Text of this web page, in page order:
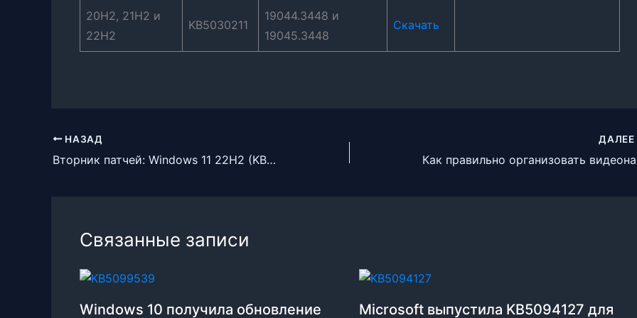
20H2, 21H2 и
22H2
KB5030211
19044.3448 и
19045.3448
Скачать
НАЗАД
Вторник патчей: Windows 11 22H2 (KB5030219) и 21H2 (KB5030217)
ДАЛЕЕ
Связанные записи
Windows 10 получила обновление Microsoft выпустила KB5094127 для